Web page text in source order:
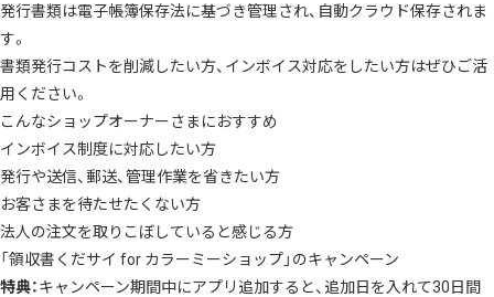
発行書類は電子帳簿保存法に基づき管理され、自動クラウド保存されま
す。
書類発行コストを削減したい方、インボイス対応をしたい方はぜひご活
用ください。
こんなショップオーナーさまにおすすめ
インボイス制度に対応したい方
発行や送信、郵送、管理作業を省きたい方
お客さまを待たせたくない方
法人の注文を取りこぼしていると感じる方
「領収書くだサイ for カラーミーショップ」のキャンペーン
特典：キャンペーン期間中にアプリ追加すると、追加日を入れて30日間